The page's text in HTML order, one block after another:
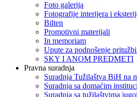
Foto galerija
Fotografije interijera i
Bilten
Promotivni materijali
In memoriam
Upute za podnošenje
SKY I ANOM PREDMETI
Pravna suradnja
Suradnja Tužilaštva BiH na
Suradnja sa domaćim
Suradnja sa tužilaštvima